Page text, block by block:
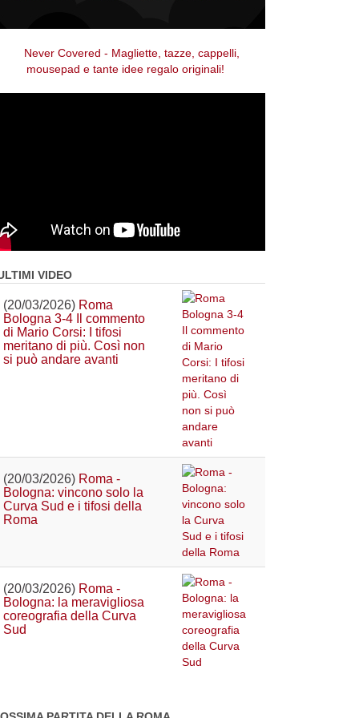
VIDEO
(20/03/2026) Roma
Bologna 3-4 Il commento
di Mario Corsi: I tifosi
meritano di più. Così non
si può andare avanti
(20/03/2026) Roma -
Bologna: vincono solo la
Curva Sud e i tifosi della
Roma
(20/03/2026) Roma -
Bologna: la meravigliosa
coreografia della Curva
Sud